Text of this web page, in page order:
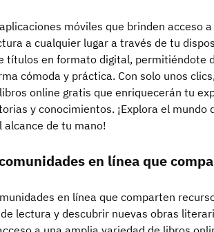
móviles que brinden acceso
a cualquier lugar a través de tu
títulos en formato digital, permitiéndote
cómoda y práctica. Con solo unos
online gratis que enriquecerán tu
y conocimientos. ¡Explora el
alcance de tu mano!
en línea que
en línea que comparten
lectura y descubrir nuevas obras